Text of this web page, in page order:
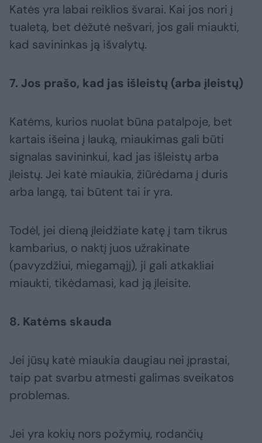
Katės yra labai reiklios švarai. Kai jos nori į
tualetą, bet dėžutė nešvari, jos gali miaukti,
kad savininkas ją išvalytų.
7. Jos prašo, kad jas išleistų (arba įleistų)
Katėms, kurios nuolat būna patalpoje, bet
kartais išeina į lauką, miaukimas gali būti
signalas savininkui, kad jas išleistų arba
įleistų. Jei katė miaukia, žiūrėdama į duris
arba langą, tai būtent tai ir yra.
Todėl, jei dieną įleidžiate katę į tam tikrus
kambarius, o naktį juos užrakinate
(pavyzdžiui, miegamąjį), ji gali atkakliai
miaukti, tikėdamasi, kad ją įleisite.
8. Katėms skauda
Jei jūsų katė miaukia daugiau nei įprastai,
taip pat svarbu atmesti galimas sveikatos
problemas.
Jei yra kokių nors požymių, rodančių